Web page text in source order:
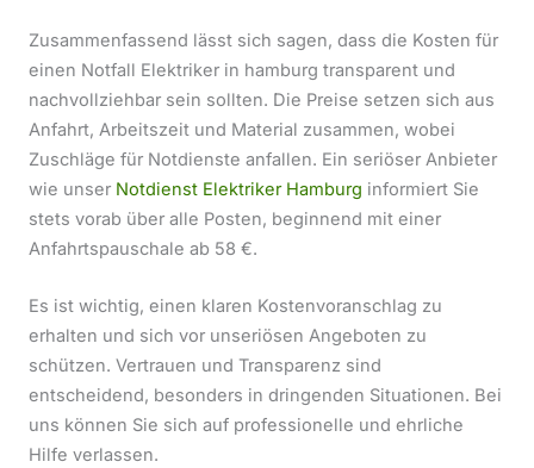
Zusammenfassend lässt sich sagen, dass die Kosten für
einen Notfall Elektriker in hamburg transparent und
nachvollziehbar sein sollten. Die Preise setzen sich aus
Anfahrt, Arbeitszeit und Material zusammen, wobei
Zuschläge für Notdienste anfallen. Ein seriöser Anbieter
wie unser Notdienst Elektriker Hamburg informiert Sie
stets vorab über alle Posten, beginnend mit einer
Anfahrtspauschale ab 58 €.
Es ist wichtig, einen klaren Kostenvoranschlag zu
erhalten und sich vor unseriösen Angeboten zu
schützen. Vertrauen und Transparenz sind
entscheidend, besonders in dringenden Situationen. Bei
uns können Sie sich auf professionelle und ehrliche
Hilfe verlassen.